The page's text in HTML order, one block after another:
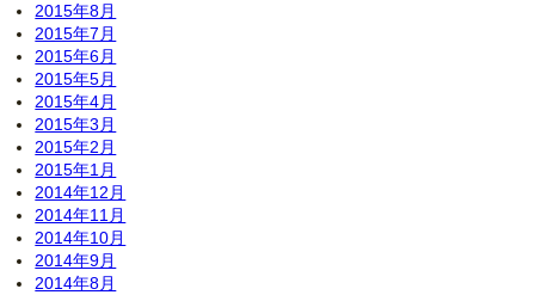
2015年8月
2015年7月
2015年6月
2015年5月
2015年4月
2015年3月
2015年2月
2015年1月
2014年12月
2014年11月
2014年10月
2014年9月
2014年8月